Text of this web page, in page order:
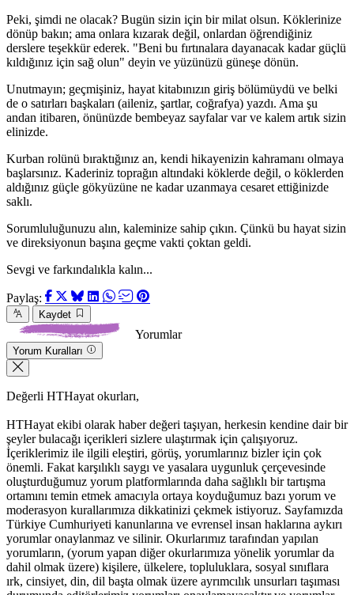
Peki, şimdi ne olacak? Bugün sizin için bir milat olsun. Köklerinize
dönüp bakın; ama onlara kızarak değil, onlardan öğrendiğiniz
derslere teşekkür ederek. "Beni bu fırtınalara dayanacak kadar güçlü
kıldığınız için sağ olun" deyin ve yüzünüzü güneşe dönün.
Unutmayın; geçmişiniz, hayat kitabınızın giriş bölümüydü ve belki
de o satırları başkaları (aileniz, şartlar, coğrafya) yazdı. Ama şu
andan itibaren, önünüzde bembeyaz sayfalar var ve kalem artık sizin
elinizde.
Kurban rolünü bıraktığınız an, kendi hikayenizin kahramanı olmaya
başlarsınız. Kaderiniz toprağın altındaki köklerde değil, o köklerden
aldığınız güçle gökyüzüne ne kadar uzanmaya cesaret ettiğinizde
saklı.
Sorumluluğunuzu alın, kaleminize sahip çıkın. Çünkü bu hayat sizin
ve direksiyonun başına geçme vakti çoktan geldi.
Sevgi ve farkındalıkla kalın...
Paylaş:
Kaydet
Yorumlar
Yorum Kuralları
Değerli HTHayat okurları,
HTHayat ekibi olarak haber değeri taşıyan, herkesin kendine dair bir
şeyler bulacağı içerikleri sizlere ulaştırmak için çalışıyoruz.
İçeriklerimiz ile ilgili eleştiri, görüş, yorumlarınız bizler için çok
önemli. Fakat karşılıklı saygı ve yasalara uygunluk çerçevesinde
oluşturduğumuz yorum platformlarında daha sağlıklı bir tartışma
ortamını temin etmek amacıyla ortaya koyduğumuz bazı yorum ve
moderasyon kurallarımıza dikkatinizi çekmek istiyoruz. Sayfamızda
Türkiye Cumhuriyeti kanunlarına ve evrensel insan haklarına aykırı
yorumlar onaylanmaz ve silinir. Okurlarımız tarafından yapılan
yorumların, (yorum yapan diğer okurlarımıza yönelik yorumlar da
dahil olmak üzere) kişilere, ülkelere, topluluklara, sosyal sınıflara
ırk, cinsiyet, din, dil başta olmak üzere ayrımcılık unsurları taşıması